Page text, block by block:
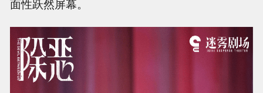
面性跃然屏幕。